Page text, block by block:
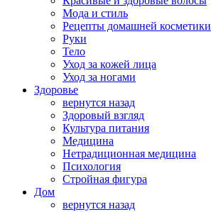
Мода и стиль
Рецепты домашней косметики
Руки
Тело
Уход за кожей лица
Уход за ногами
Здоровье
вернутся назад
Здоровый взгляд
Культура питания
Медицина
Нетрадиционная медицина
Психология
Стройная фигура
Дом
вернутся назад